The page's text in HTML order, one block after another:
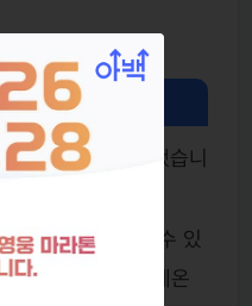
월 19일)이 임박했습니
만 기온이 낮을 수 있
리브 조합으로 체온